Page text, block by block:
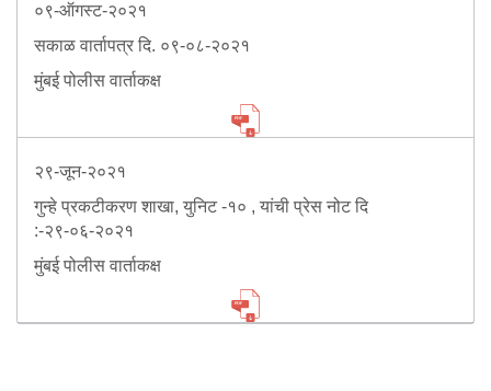
Senior Police Officers
Emergency Contacts
Feedback
०९-ऑगस्ट-२०२१
सकाळ वार्तापत्र दि. ०९-०८-२०२१
मुंबई पोलीस वार्ताकक्ष
२९-जून-२०२१
गुन्हे प्रकटीकरण शाखा, युनिट -१० , यांची प्रेस नोट दि
:-२९-०६-२०२१
मुंबई पोलीस वार्ताकक्ष